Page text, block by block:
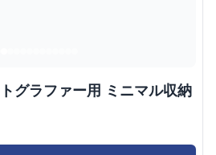
グラファー用 ミニマル収納